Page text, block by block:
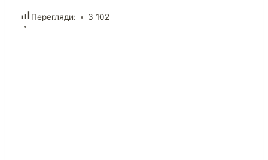
Перегляди: 3 102